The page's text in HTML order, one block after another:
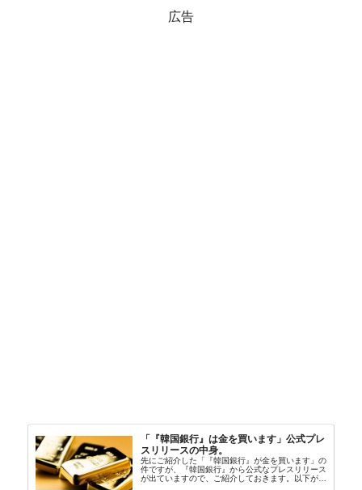
広告
「『韓国銀行』は金を買います」公式プレ
スリリースの中身。
先にご紹介した「『韓国銀行』が金を買います」の
件ですが、『韓国銀行』から公式なプレスリリース
が出ていますので、ご紹介しておきます。以下が全